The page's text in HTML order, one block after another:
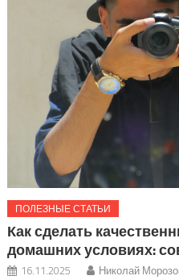
ПОЛЕЗНЫЕ СТАТЬИ
Как сделать
домашних условиях:
16.11.2025 Николай